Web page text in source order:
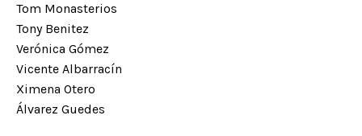
Tom Monasterios
Tony Benitez
Verónica Gómez
Vicente Albarracín
Ximena Otero
Álvarez Guedes